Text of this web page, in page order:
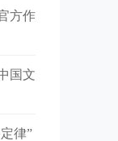
方作
国文
律”